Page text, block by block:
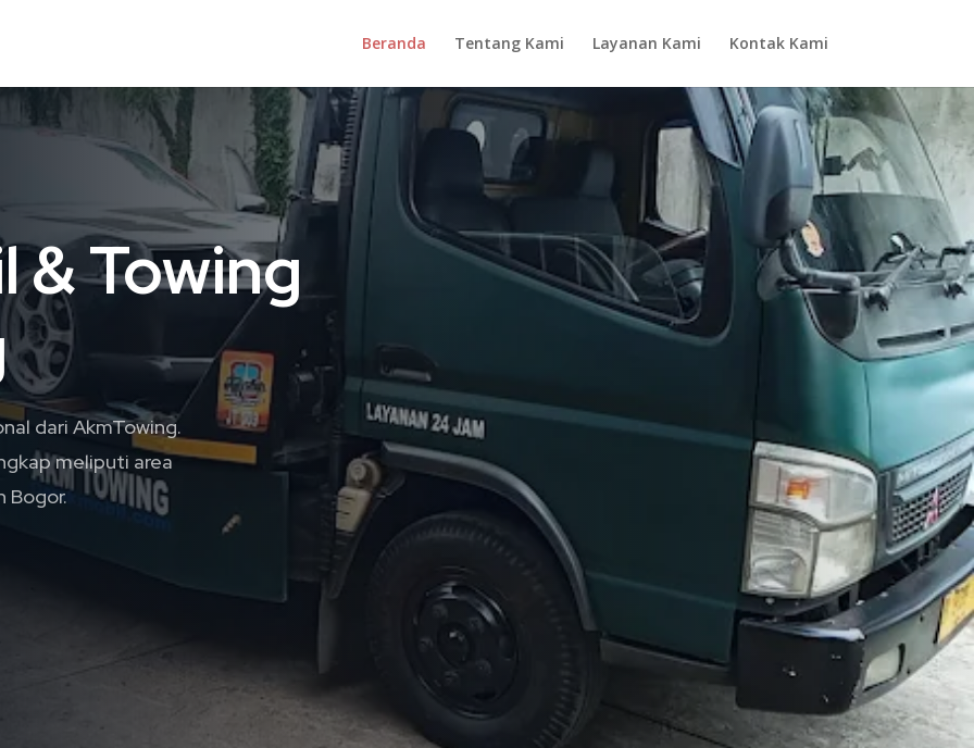
Beranda Tentang Kami Layanan Kami Kontak Kami
& Towing
dari AkmTowing.
meliputi area
Bogor.